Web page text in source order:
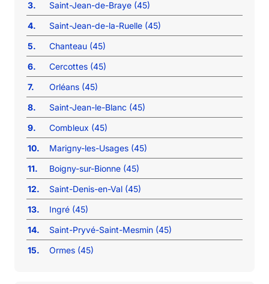
3.
Saint-Jean-de-Braye (45)
4.
Saint-Jean-de-la-Ruelle (45)
5.
Chanteau (45)
6.
Cercottes (45)
7.
Orléans (45)
8.
Saint-Jean-le-Blanc (45)
9.
Combleux (45)
10.
Marigny-les-Usages (45)
11.
Boigny-sur-Bionne (45)
12.
Saint-Denis-en-Val (45)
13.
Ingré (45)
14.
Saint-Pryvé-Saint-Mesmin (45)
15.
Ormes (45)